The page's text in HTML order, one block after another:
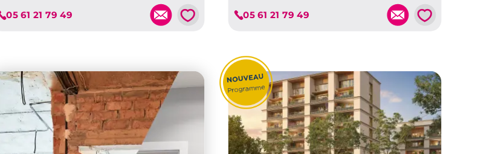
05 61 21 79 49 💗 05 61 21 79 49 💗